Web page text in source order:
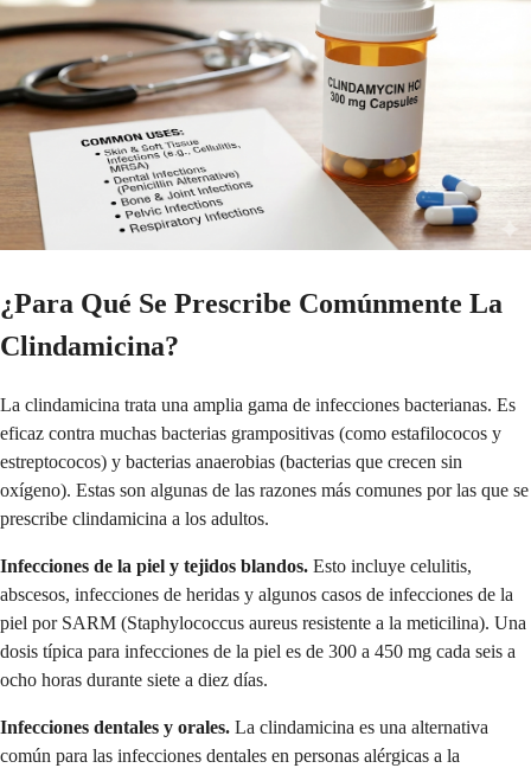
¿Para Qué Se Prescribe Comúnmente La
Clindamicina?
La clindamicina trata una amplia gama de infecciones bacterianas. Es
eficaz contra muchas bacterias grampositivas (como estafilococos y
estreptococos) y bacterias anaerobias (bacterias que crecen sin
oxígeno). Estas son algunas de las razones más comunes por las que se
prescribe clindamicina a los adultos.
Infecciones de la piel y tejidos blandos. Esto incluye celulitis,
abscesos, infecciones de heridas y algunos casos de infecciones de la
piel por SARM (Staphylococcus aureus resistente a la meticilina). Una
dosis típica para infecciones de la piel es de 300 a 450 mg cada seis a
ocho horas durante siete a diez días.
Infecciones dentales y orales. La clindamicina es una alternativa
común para las infecciones dentales en personas alérgicas a la